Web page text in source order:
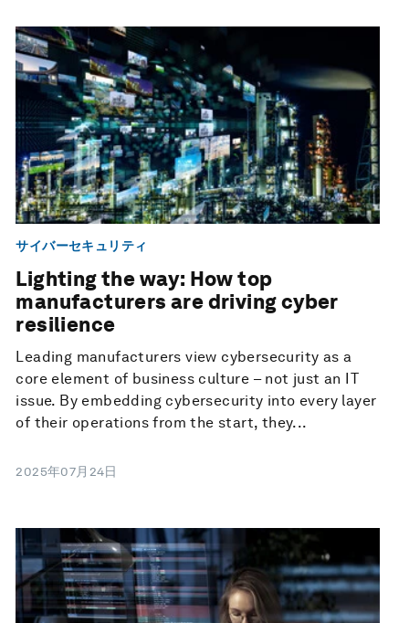
サイバーセキュリティ
Lighting the way: How top
manufacturers are driving cyber
resilience
Leading manufacturers view cybersecurity as a
core element of business culture – not just an IT
issue. By embedding cybersecurity into every layer
of their operations from the start, they...
2025年07月24日